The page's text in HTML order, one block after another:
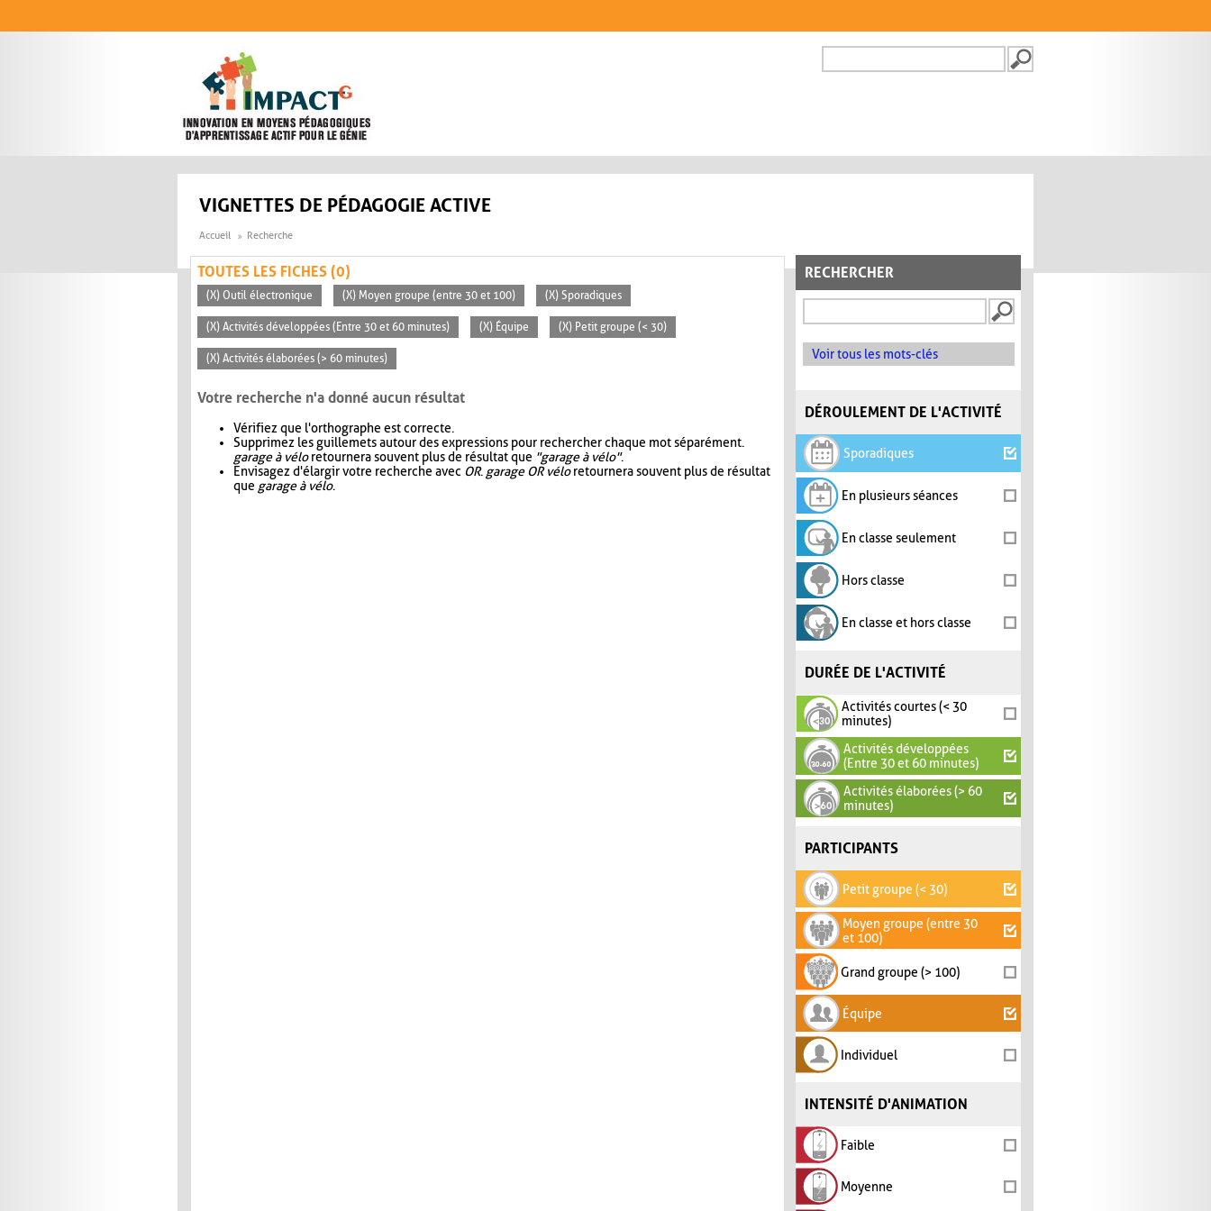
FORMULAIRE DE
VIGNETTES DE PÉDAGOGIE ACTIVE
Accueil Recherche
RECHERCHER
Voir tous les mots-clés
DÉROULEMENT DE L'ACTIVITÉ
Sporadiques
En plusieurs séances
En classe seulement
Hors classe
En classe et hors classe
DURÉE DE L'ACTIVITÉ
Activités courtes (< 30
minutes)
Activités développées
(Entre 30 et 60 minutes)
Activités élaborées (> 60
minutes)
PARTICIPANTS
Petit groupe (< 30)
Moyen groupe (entre 30
et 100)
Grand groupe (> 100)
Équipe
Individuel
INTENSITÉ D'ANIMATION
Faible
Moyenne
TOUTES LES FICHES (0)
(X) Outil électronique (X) Moyen groupe (entre 30 et 100) (X) Sporadiques
(X) Activités développées (Entre 30 et 60 minutes) (X) Équipe (X) Petit groupe (< 30)
(X) Activités élaborées (> 60 minutes)
Votre recherche n'a donné aucun résultat
Vérifiez que l'orthographe est correcte.
Supprimez les guillemets autour des expressions pour rechercher chaque mot séparément.
garage à véloretournera souvent plus de résultat que "garage à vélo".
Envisagez d'élargir votre recherche avec OR. garage OR véloretournera souvent plus de résultat
que garage à vélo.